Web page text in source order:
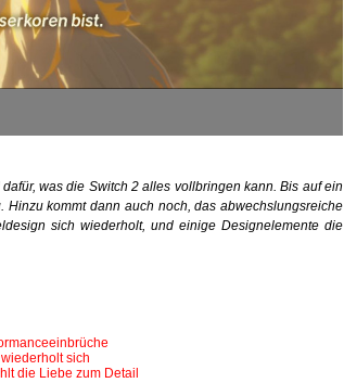
was die Switch 2 alles vollbringen kann. Bis auf ein
kommt dann auch noch, das abwechslungsreiche
sich wiederholt, und einige Designelemente die
sich
die Liebe zum Detail